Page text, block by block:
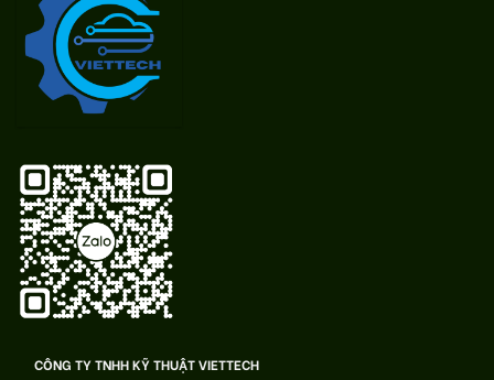
CÔNG TY TNHH KỸ THUẬT VIETTECH